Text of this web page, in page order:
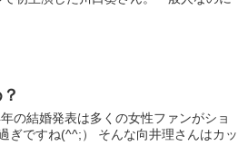
の結婚発表は多くの女性ファンがショ
ぎですね(^^;） そんな向井理さんはカッ